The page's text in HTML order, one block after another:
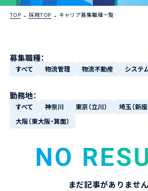
TOP 採用TOP キャリア募集職種一覧
募集職種：
すべて 物流管理 物流不動産 システ
勤務地：
すべて 神奈川 東京（立川）
埼玉（新座
大阪（東大阪・箕面）
NO
まだ記事がありません